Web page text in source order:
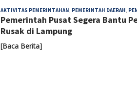
AKTIVITAS PEMERINTAHAN, PEMERINTAH DAERAH,
Pemerintah Pusat Segera Bantu
Rusak di Lampung
[Baca Berita]